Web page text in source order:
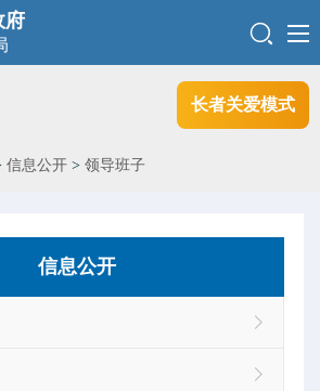
长者关爱模式
府
信息公开 > 领导班子
信息公开